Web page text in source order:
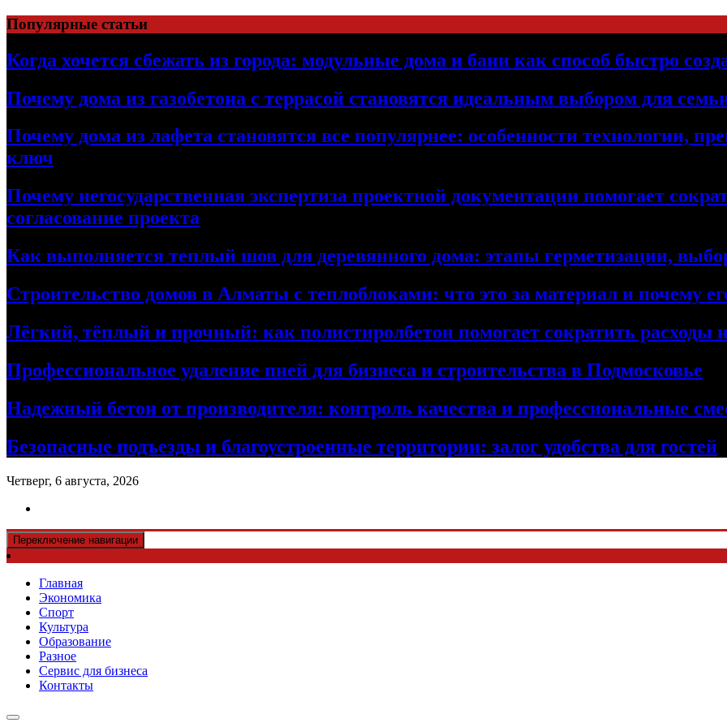
Перейти
к
содержимому
Популярные статьи
Когда хочется сбежать из города: модульные дома и бани как способ быстро
Почему дома из газобетона с террасой становятся идеальным выбором для
Почему дома из лафета становятся все популярнее: особенности технологии,
ключ
Почему негосударственная экспертиза проектной документации помогает
согласование проекта
Как выполняется теплый шов для деревянного дома: этапы герметизации,
Строительство домов в Алматы с теплоблоками: что это за материал и почему
Лёгкий, тёплый и прочный: как полистиролбетон помогает сократить расходы
Профессиональное удаление пней для бизнеса и строительства в Подмосковье
Надежный бетон от производителя: контроль качества и профессиональные
Безопасные подъезды и благоустроенные территории: залог удобства для гостей
Четверг, 6 августа, 2026
Переключение навигации
Главная
Экономика
Спорт
Культура
Образование
Разное
Сервис для бизнеса
Контакты